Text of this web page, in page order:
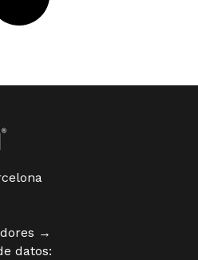
→
datos: